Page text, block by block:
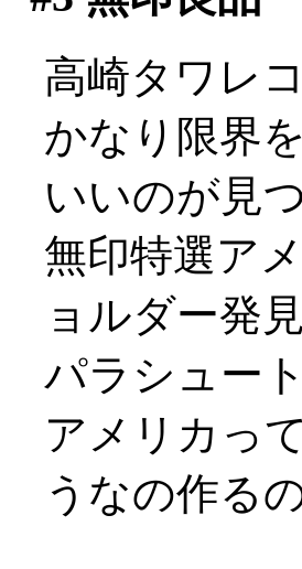
高崎タワレ
かなり限界
いいのが見
無印特選ア
ョルダー発
パラシュー
アメリカっ
うなの作る